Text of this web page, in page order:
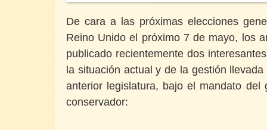
De cara a las próximas elecciones
Reino Unido el próximo 7 de mayo, los
publicado recientemente dos
la situación actual y de la gestión
anterior legislatura, bajo el mandato del
conservador: